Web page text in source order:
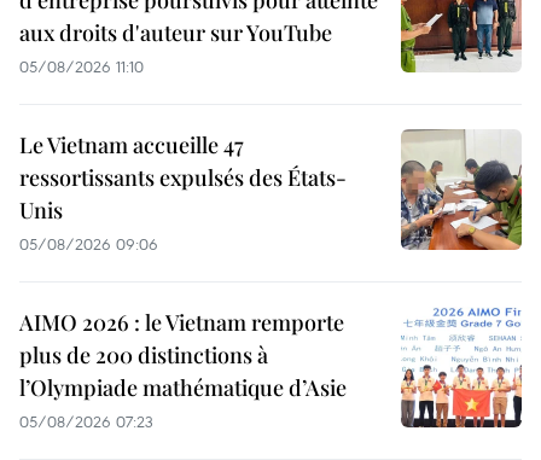
aux droits d'auteur sur YouTube
05/08/2026 11:10
Le Vietnam accueille 47
ressortissants expulsés des États-
Unis
05/08/2026 09:06
AIMO 2026 : le Vietnam remporte
plus de 200 distinctions à
l’Olympiade mathématique d’Asie
05/08/2026 07:23